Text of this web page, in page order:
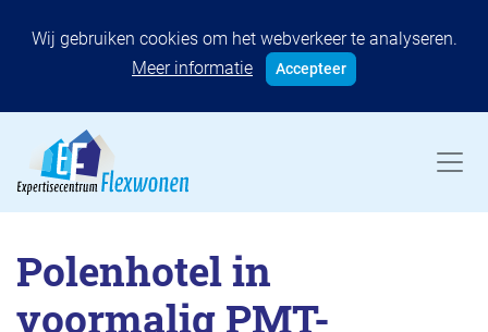
Wij gebruiken cookies om het webverkeer te analyseren.
Meer informatie
Accepteer
Polenhotel in
voormalig PMT-